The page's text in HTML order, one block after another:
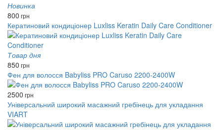
Новинка
800 грн
Кератиновий кондиціонер Luxliss Keratin Daily Care Conditioner
Товар дня
850 грн
Фен для волосся Babyliss PRO Caruso 2200-2400W
2500 грн
Універсальний широкий масажний гребінець для укладання
VIART